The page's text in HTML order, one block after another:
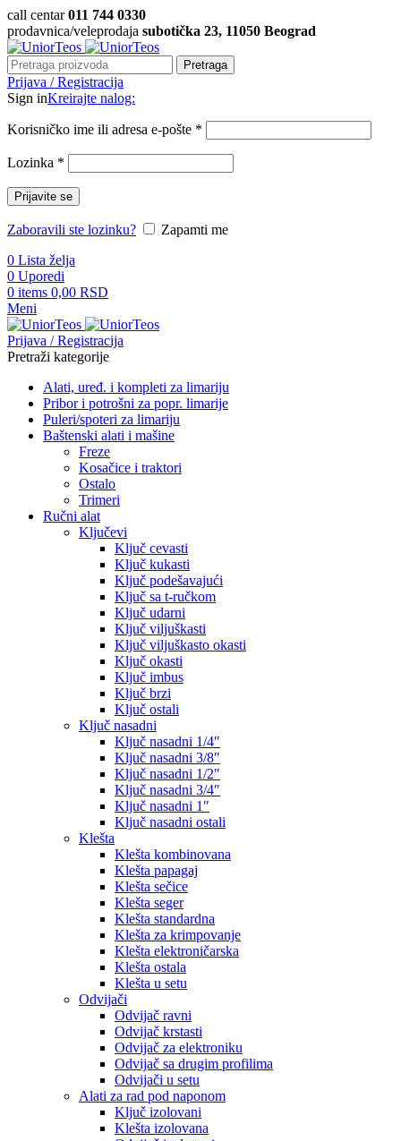
call centar011 744 0330
prodavnica/veleprodaja subotička 23, 11050 Beograd
Pretraga
Prijava / Registracija
Sign inKreirajte nalog:
Korisničko ime ili adresa e-pošte *
Lozinka *
Prijavite se
Zaboravili ste lozinku?
Zapamti me
0 Lista želja
0 Uporedi
0 items 0,00 RSD
Meni
Prijava / Registracija
Pretraži kategorije
Alati, uređ. i kompleti za limariju
Pribor i potrošni za popr. limarije
Puleri/spoteri za limariju
Baštenski alati i mašine
Freze
Kosačice i traktori
Ostalo
Trimeri
Ručni alat
Ključevi
Ključ cevasti
Ključ kukasti
Ključ podešavajući
Ključ sa t-ručkom
Ključ udarni
Ključ viljuškasti
Ključ viljuškasto okasti
Ključ okasti
Ključ imbus
Ključ brzi
Ključ ostali
Ključ nasadni
Ključ nasadni 1/4″
Ključ nasadni 3/8″
Ključ nasadni 1/2″
Ključ nasadni 3/4″
Ključ nasadni 1″
Ključ nasadni ostali
Klešta
Klešta kombinovana
Klešta papagaj
Klešta sečice
Klešta seger
Klešta standardna
Klešta za krimpovanje
Klešta elektroničarska
Klešta ostala
Klešta u setu
Odvijači
Odvijač ravni
Odvijač krstasti
Odvijač za elektroniku
Odvijač sa drugim profilima
Odvijači u setu
Alati za rad pod naponom
Ključ izolovani
Klešta izolovana